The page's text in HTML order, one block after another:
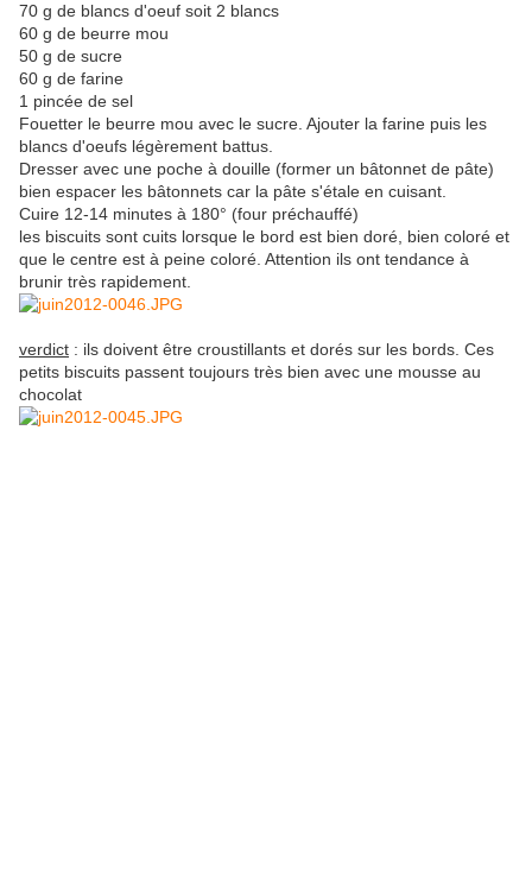
70 g de blancs d'oeuf soit 2 blancs
60 g de beurre mou
50 g de sucre
60 g de farine
1 pincée de sel
Fouetter le beurre mou avec le sucre. Ajouter la farine puis les
blancs d'oeufs légèrement battus.
Dresser avec une poche à douille (former un bâtonnet de pâte)
bien espacer les bâtonnets car la pâte s'étale en cuisant.
Cuire 12-14 minutes à 180° (four préchauffé)
les biscuits sont cuits lorsque le bord est bien doré, bien coloré et
que le centre est à peine coloré. Attention ils ont tendance à
brunir très rapidement.
verdict : ils doivent être croustillants et dorés sur les bords. Ces
petits biscuits passent toujours très bien avec une mousse au
chocolat